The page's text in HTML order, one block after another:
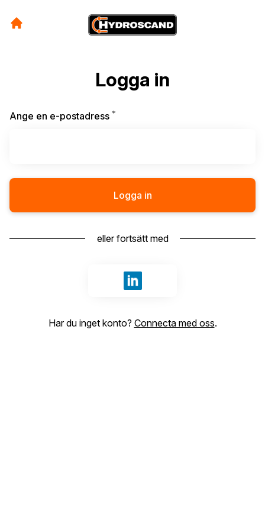
Logga in
Ange en e-postadress *
Logga in
eller fortsätt med
Logga in med LinkedIn
Har du inget konto? Connecta med oss.